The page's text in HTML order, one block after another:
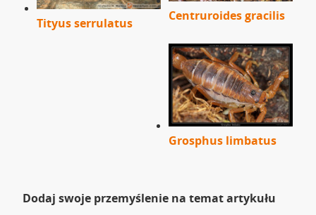
Tityus serrulatus Centruroides gracilis
Grosphus limbatus
Dodaj swoje przemyślenie na temat artykułu